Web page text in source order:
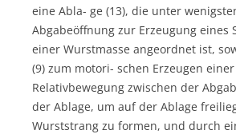
eine Abla- ge (13), die unter
Abgabeöffnung zur Erzeugung eines
einer Wurstmasse angeordnet ist,
(9) zum motori- schen Erzeugen einer
Relativbewegung zwischen der
der Ablage, um auf der Ablage
Wurststrang zu formen, und durch